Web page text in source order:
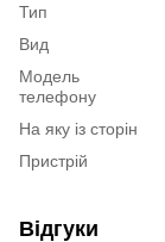
Тип
Вид
Модель
телефону
На яку із сторін
Пристрiй
Відгуки